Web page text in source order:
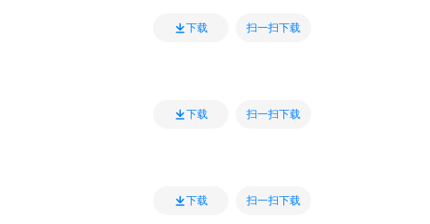
下载 扫一扫下载
下载 扫一扫下载
下载 扫一扫下载